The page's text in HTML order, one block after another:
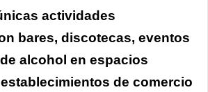
actividades
bares, discotecas, eventos
alcohol en espacios
de comercio